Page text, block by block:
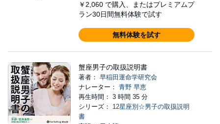
￥2,060 で購入、またはプレミアムプ
ラン30日間無料体験で試す
無料体験を試す
蟹座男子の取扱説明書
著者： 早稲田運命学研究会
ナレーター： 青野 早恵
再生時間： 3 時間 35 分
シリーズ： 12星座別☆男子の取扱説明
書